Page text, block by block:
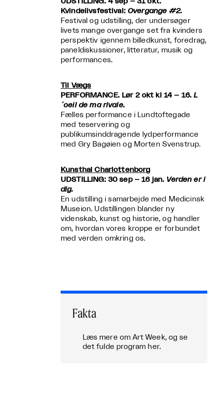
Kvindelivsfestival: Overgange #2.
Festival og udstilling, der undersøger
livets mange overgange set fra kvinders
perspektiv igennem billedkunst, foredrag,
paneldiskussioner, litteratur, musik og
performances.
Til Vægs
PERFORMANCE. Lør 2 okt kl 14 – 16.L
´oeil de ma rivale.
Fælles performance i Lundtoftegade
med teservering og
publikumsinddragende lydperformance
med Gry Bagøien og Morten Svenstrup.
Kunsthal Charlottenborg
UDSTILLING: 30 sep – 16 jan. Verden er i
dig.
En udstilling i samarbejde med Medicinsk
Museion. Udstillingen blander ny
videnskab, kunst og historie, og handler
om, hvordan vores kroppe er forbundet
med verden omkring os.
Fakta
Læs mere om Art Week, og se
det fulde program her.